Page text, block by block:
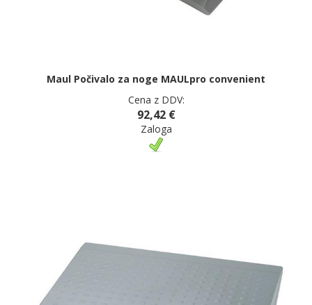
Maul Počivalo za noge MAULpro convenient
Cena z DDV:
92,42 €
Zaloga